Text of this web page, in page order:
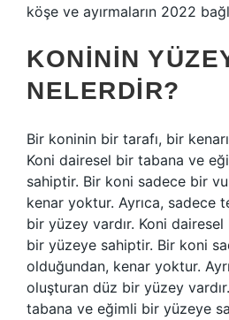
köşe ve ayırmaların 2022
KONININ
NELERDIR?
Bir koninin bir tarafı, bir
Koni dairesel bir tabana ve
sahiptir. Bir koni sadece bir
kenar yoktur. Ayrıca, sadece
bir yüzey vardır. Koni
bir yüzeye sahiptir. Bir koni
olduğundan, kenar yoktur.
oluşturan düz bir yüzey
tabana ve eğimli bir yüzeye